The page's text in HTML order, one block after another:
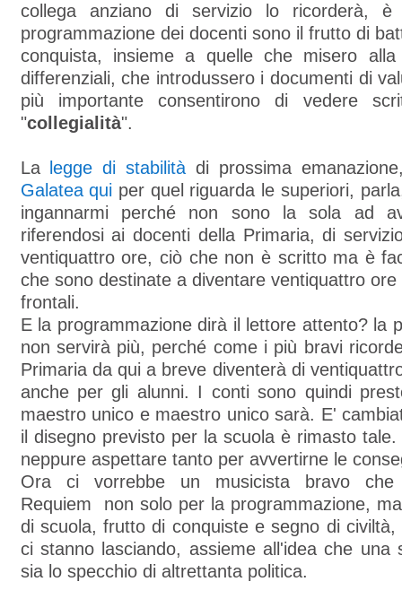
collega anziano di servizio lo ricorderà,
programmazione dei docenti sono il frutto di
conquista, insieme a quelle che misero
differenziali, che introdussero i documenti di
più importante consentirono di vedere
"collegialità".
La legge di stabilità di prossima
Galatea qui per quel riguarda le superiori,
ingannarmi perché non sono la sola ad
riferendosi ai docenti della Primaria, di
ventiquattro ore, ciò che non è scritto ma è
che sono destinate a diventare ventiquattro
frontali.
E la programmazione dirà il lettore attento? la
non servirà più, perché come i più bravi
Primaria da qui a breve diventerà di
anche per gli alunni. I conti sono quindi
maestro unico e maestro unico sarà. E'
il disegno previsto per la scuola è rimasto
neppure aspettare tanto per avvertirne le
Ora ci vorrebbe un musicista bravo che
Requiem non solo per la programmazione,
di scuola, frutto di conquiste e segno di
ci stanno lasciando, assieme all'idea che una
sia lo specchio di altrettanta politica.